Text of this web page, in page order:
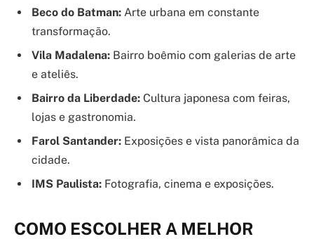
Beco do Batman: Arte urbana em constante
transformação.
Vila Madalena: Bairro boêmio com galerias de arte
e ateliês.
Bairro da Liberdade: Cultura japonesa com feiras,
lojas e gastronomia.
Farol Santander: Exposições e vista panorâmica da
cidade.
IMS Paulista: Fotografia, cinema e exposições.
COMO ESCOLHER A MELHOR